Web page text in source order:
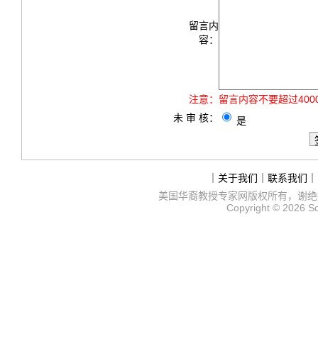
留言内
容：
注意： 留言内容不要超过
未 审 核：
是
关于我们 联系我们
美国华裔教授专家网版权所有，谢
Copyright © 2026